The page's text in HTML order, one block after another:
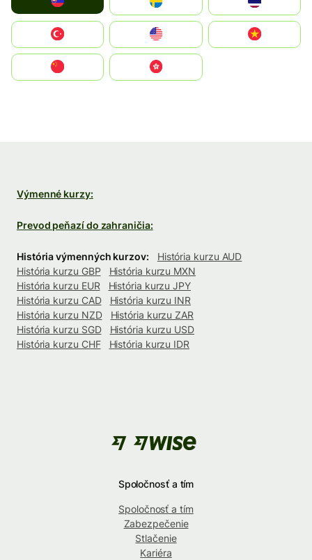
United States
中國香港特別行政區
Výmenné kurzy:
Prevod peňazí do zahraničia:
História výmenných kurzov:
História kurzu AUD
História kurzu GBP
História kurzu MXN
História kurzu EUR
História kurzu JPY
História kurzu CAD
História kurzu INR
História kurzu NZD
História kurzu ZAR
História kurzu SGD
História kurzu USD
História kurzu CHF
História kurzu IDR
Spoločnosť a tím
Spoločnosť a tím
Zabezpečenie
Stlačenie
Kariéra